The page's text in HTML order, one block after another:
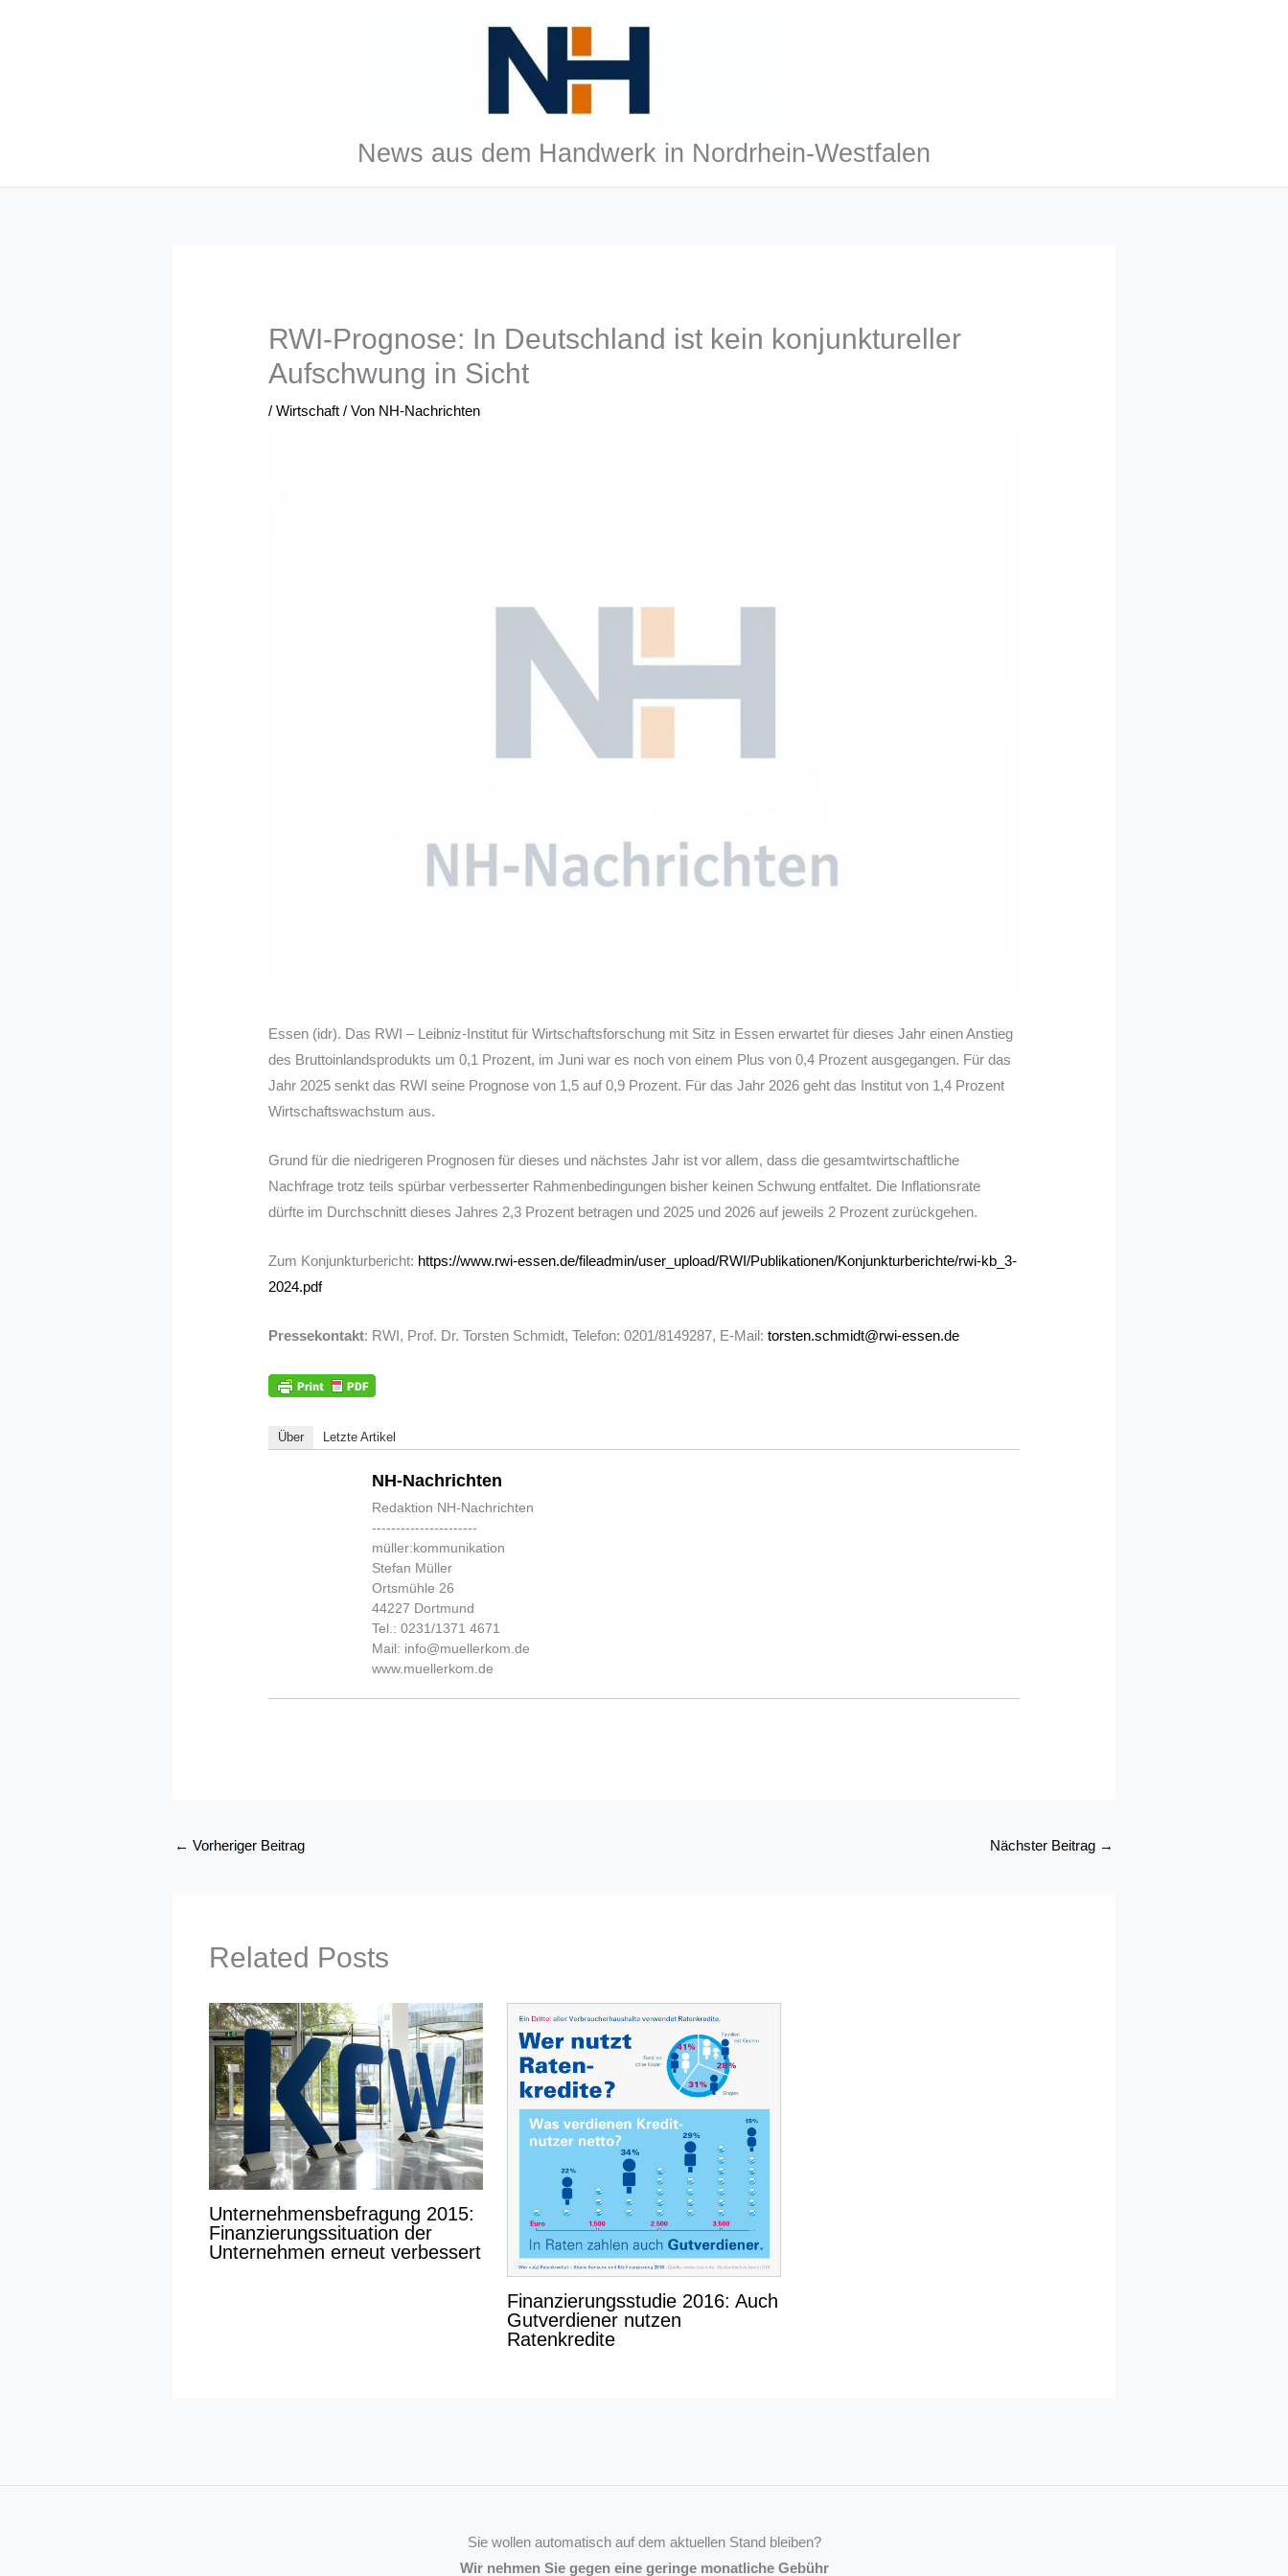
News aus dem Handwerk in Nordrhein-Westfalen
RWI-Prognose: In Deutschland ist kein konjunktureller
Aufschwung in Sicht
/Wirtschaft / Von NH-Nachrichten
Essen (idr). Das RWI – Leibniz-Institut für Wirtschaftsforschung mit Sitz in Essen erwartet für dieses Jahr einen Anstieg
des Bruttoinlandsprodukts um 0,1 Prozent, im Juni war es noch von einem Plus von 0,4 Prozent ausgegangen. Für das
Jahr 2025 senkt das RWI seine Prognose von 1,5 auf 0,9 Prozent. Für das Jahr 2026 geht das Institut von 1,4 Prozent
Wirtschaftswachstum aus.
Grund für die niedrigeren Prognosen für dieses und nächstes Jahr ist vor allem, dass die gesamtwirtschaftliche
Nachfrage trotz teils spürbar verbesserter Rahmenbedingungen bisher keinen Schwung entfaltet. Die Inflationsrate
dürfte im Durchschnitt dieses Jahres 2,3 Prozent betragen und 2025 und 2026 auf jeweils 2 Prozent zurückgehen.
Zum Konjunkturbericht: https://www.rwi-essen.de/fileadmin/user_upload/RWI/Publikationen/Konjunkturberichte/rwi-kb_3-
2024.pdf
Pressekontakt: RWI, Prof. Dr. Torsten Schmidt, Telefon: 0201/8149287, E-Mail:torsten.schmidt@rwi-essen.de
Über Letzte Artikel
NH-Nachrichten
Redaktion NH-Nachrichten
----------------------
müller:kommunikation
Stefan Müller
Ortsmühle 26
44227 Dortmund
Tel.: 0231/1371 4671
Mail: info@muellerkom.de
www.muellerkom.de
← Vorheriger Beitrag Nächster Beitrag →
Related Posts
Unternehmensbefragung 2015:
Finanzierungssituation der
Unternehmen erneut verbessert
Finanzierungsstudie 2016: Auch
Gutverdiener nutzen
Ratenkredite
Sie wollen automatisch auf dem aktuellen Stand bleiben?
Wir nehmen Sie gegen eine geringe monatliche Gebühr